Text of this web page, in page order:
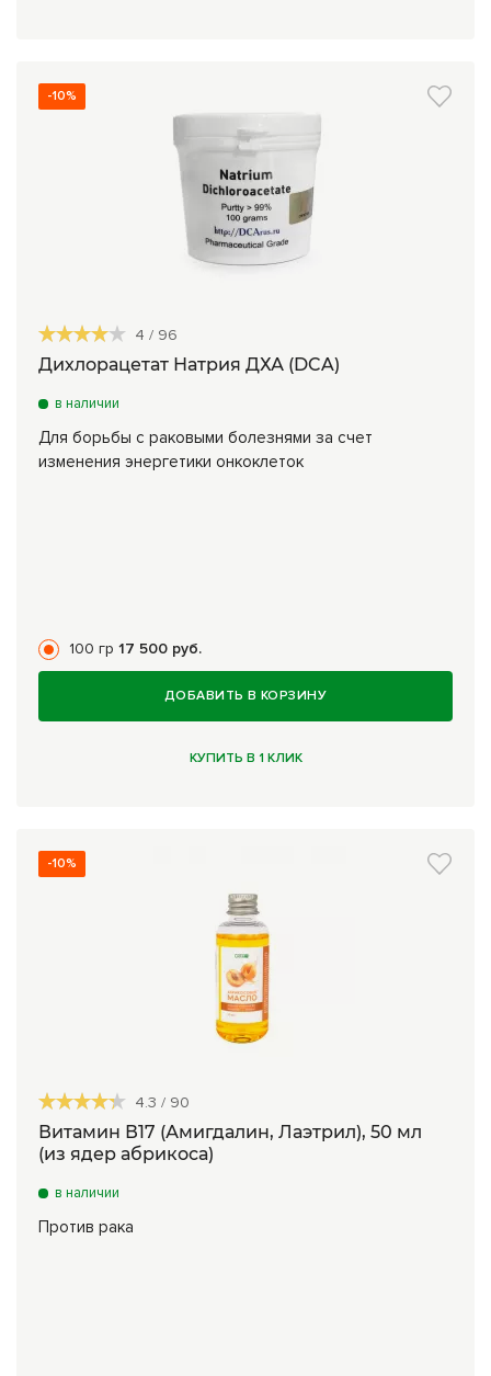
-10%
4 / 96
Дихлорацетат Натрия ДХА (DCA)
в наличии
Для борьбы с раковыми болезнями за счет
изменения энергетики онкоклеток
100 гр 17 500 руб.
ДОБАВИТЬ В КОРЗИНУ
КУПИТЬ В 1 КЛИК
-10%
4.3 / 90
Витамин В17 (Амигдалин, Лаэтрил), 50 мл
(из ядер абрикоса)
в наличии
Против рака